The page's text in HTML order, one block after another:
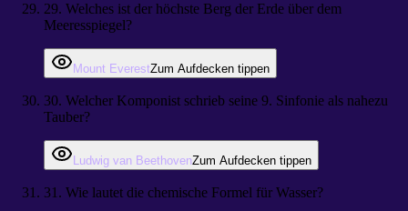
29. Welches ist der höchste Berg der Erde über dem
Meeresspiegel?
Mount EverestZum Aufdecken tippen
30. Welcher Komponist schrieb seine 9. Sinfonie als nahezu
Tauber?
Ludwig van BeethovenZum Aufdecken tippen
31 . Wie lautet die chemische Formel für Wasser?